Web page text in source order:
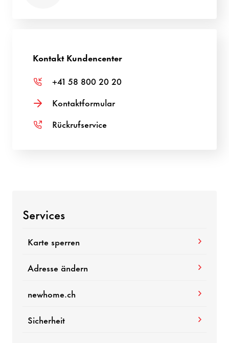
Kontakt Kundencenter
+41 58 800 20 20
Kontaktformular
Rückrufservice
Services
Karte sperren
Adresse ändern
newhome.ch
Sicherheit